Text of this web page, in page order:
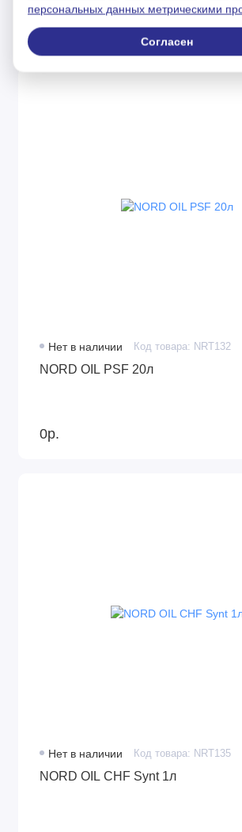
0р.
Нет в наличии Код товара: NRT132
NORD OIL PSF 20л
0р.
Нет в наличии Код товара: NRT135
NORD OIL CHF Synt 1л
персональных данных метрическими
Согласен